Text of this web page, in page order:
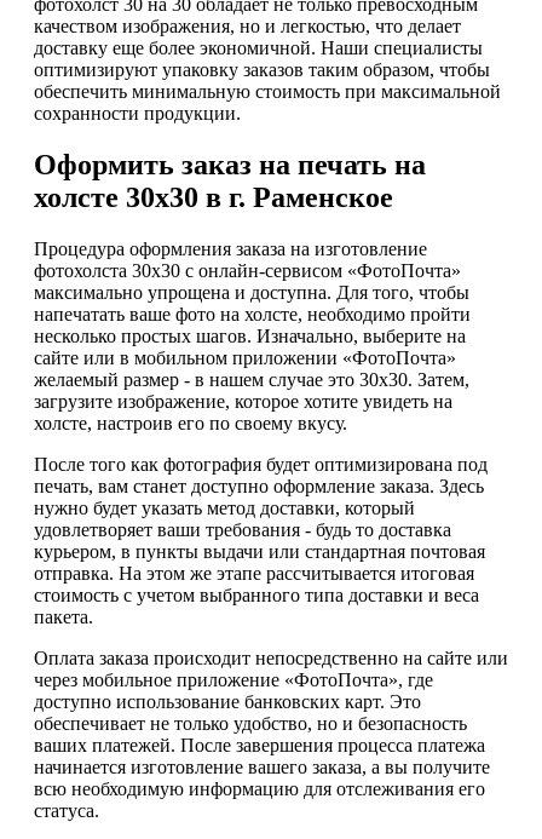
фотохолст 30 на 30 обладает не только превосходным
качеством изображения, но и легкостью, что делает
доставку еще более экономичной. Наши специалисты
оптимизируют упаковку заказов таким образом, чтобы
обеспечить минимальную стоимость при максимальной
сохранности продукции.
Оформить заказ на печать на
холсте 30х30 в г. Раменское
Процедура оформления заказа на изготовление
фотохолста 30х30 с онлайн-сервисом «ФотоПочта»
максимально упрощена и доступна. Для того, чтобы
напечатать ваше фото на холсте, необходимо пройти
несколько простых шагов. Изначально, выберите на
сайте или в мобильном приложении «ФотоПочта»
желаемый размер - в нашем случае это 30х30. Затем,
загрузите изображение, которое хотите увидеть на
холсте, настроив его по своему вкусу.
После того как фотография будет оптимизирована под
печать, вам станет доступно оформление заказа. Здесь
нужно будет указать метод доставки, который
удовлетворяет ваши требования - будь то доставка
курьером, в пункты выдачи или стандартная почтовая
отправка. На этом же этапе рассчитывается итоговая
стоимость с учетом выбранного типа доставки и веса
пакета.
Оплата заказа происходит непосредственно на сайте или
через мобильное приложение «ФотоПочта», где
доступно использование банковских карт. Это
обеспечивает не только удобство, но и безопасность
ваших платежей. После завершения процесса платежа
начинается изготовление вашего заказа, а вы получите
всю необходимую информацию для отслеживания его
статуса.